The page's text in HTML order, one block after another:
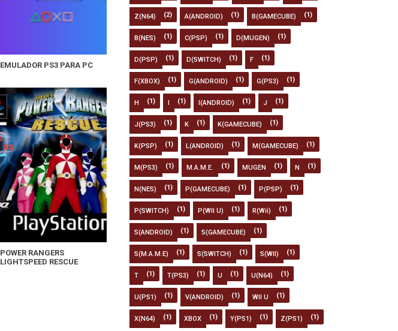
EMULADOR PS3 PARA PC
POWER RANGERS
LIGHTSPEED RESCUE
Z(N64) (2) A(ANDROID) (1) B(GAMECUBE) (1)
B(NES) (1) C(PSP) (1) D(MUGEN) (1)
D(PSP) (1) D(SWITCH) (1) F (1)
F(XBOX) (1) G(ANDROID) (1) G(PS3) (1)
H (1) I (1) I(ANDROID) (1) J (1)
J(PS3) (1) K (1) K(GAMECUBE) (1)
K(PSP) (1) L(ANDROID) (1) M(GAMECUBE) (1)
M(PS3) (1) M.A.M.E. (1) MUGEN (1) N (1)
N(NES) (1) P(GAMECUBE) (1) P(PSP) (1)
P(SWITCH) (1) P(WII U) (1) R(Wii) (1)
S(ANDROID) (1) S(GAMECUBE) (1)
S(M.A.M.E) (1) S(SWITCH) (1) S(WII) (1)
T (1) T(PS3) (1) U (1) U(N64) (1)
U(PS1) (1) V(ANDROID) (1) WII U (1)
X(N64) (1) XBOX (1) Y(PS1) (1) Z(PS1) (1)